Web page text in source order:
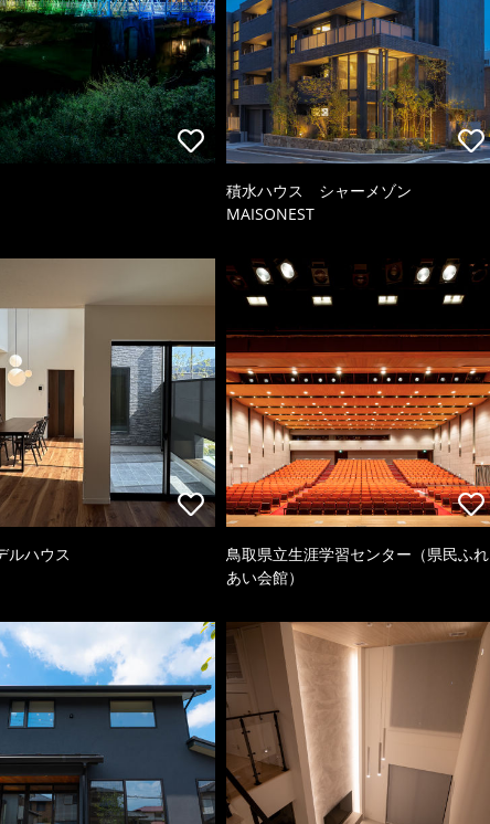
積水ハウス シャーメゾン
MAISONEST
ルハウス
鳥取県立生涯学習センター（県民ふれ
あい会館）